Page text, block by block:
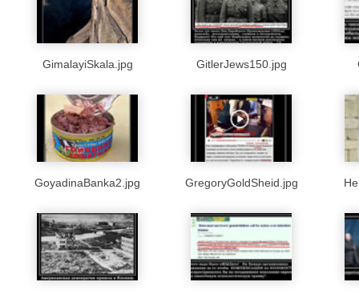
GimalayiSkala.jpg GitlerJews150.jpg
GoyadinaBanka2.jpg GregoryGoldSheid.jpg